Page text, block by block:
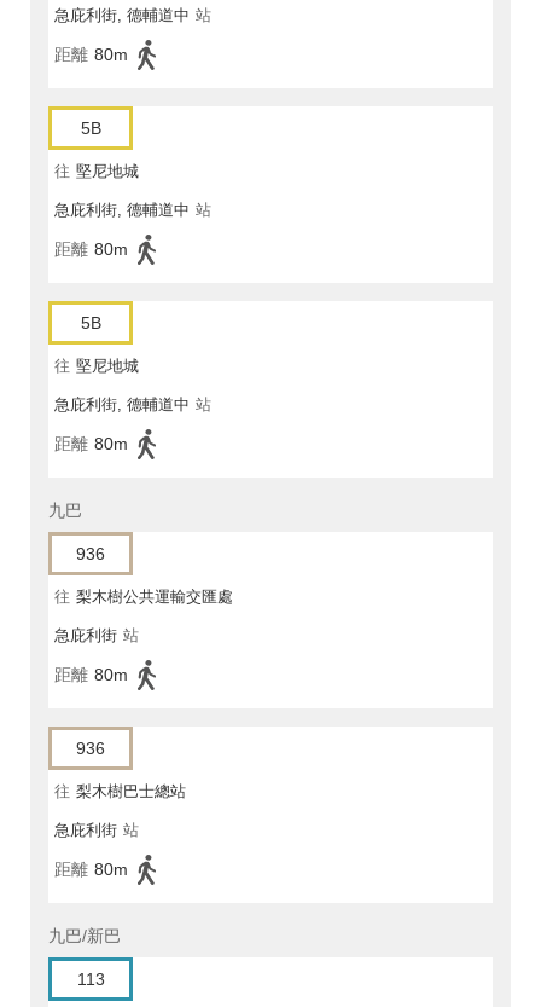
急庇利街, 德輔道中 站
距離 80m
5B
往 堅尼地城
急庇利街, 德輔道中 站
距離 80m
5B
往 堅尼地城
急庇利街, 德輔道中 站
距離 80m
九巴
936
往 梨木樹公共運輸交匯處
急庇利街 站
距離 80m
936
往 梨木樹巴士總站
急庇利街 站
距離 80m
九巴/新巴
113